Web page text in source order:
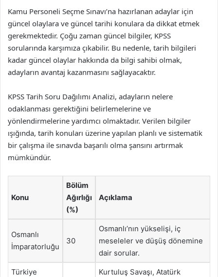
Kamu Personeli Seçme Sınavı’na hazırlanan adaylar için
güncel olaylara ve güncel tarihi konulara da dikkat etmek
gerekmektedir. Çoğu zaman güncel bilgiler, KPSS
sorularında karşımıza çıkabilir. Bu nedenle, tarih bilgileri
kadar güncel olaylar hakkında da bilgi sahibi olmak,
adayların avantaj kazanmasını sağlayacaktır.
KPSS Tarih Soru Dağılımı Analizi, adayların nelere
odaklanması gerektiğini belirlemelerine ve
yönlendirmelerine yardımcı olmaktadır. Verilen bilgiler
ışığında, tarih konuları üzerine yapılan planlı ve sistematik
bir çalışma ile sınavda başarılı olma şansını artırmak
mümkündür.
Konu
Bölüm
Ağırlığı
(%)
Açıklama
Osmanlı
İmparatorluğu
30
Osmanlı’nın yükselişi, iç
meseleler ve düşüş dönemine
dair sorular.
Türkiye
Kurtuluş Savaşı, Atatürk